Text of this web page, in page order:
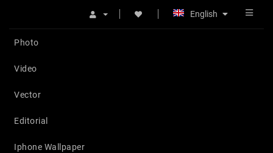
English
Photo
Video
Vector
Editorial
Iphone Wallpaper